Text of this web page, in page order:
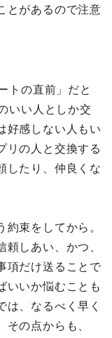
とがあるので注意
トの直前」だと
いい人としか交
好感しない人もい
リの人と交換する
したり、仲良くな
束をしてから。
しあい、かつ、
項だけ送ることで
いいか悩むことも
は、なるべく早く
の点からも、